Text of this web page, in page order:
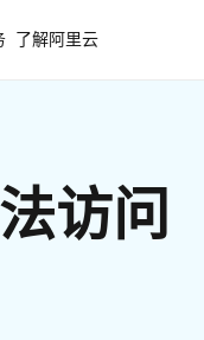
了解阿里云
访问